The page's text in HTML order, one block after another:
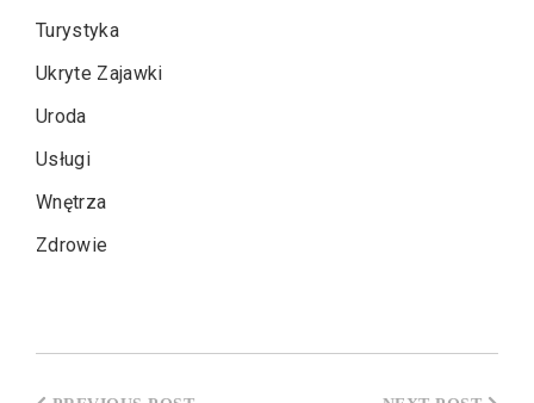
Turystyka
Ukryte Zajawki
Uroda
Usługi
Wnętrza
Zdrowie